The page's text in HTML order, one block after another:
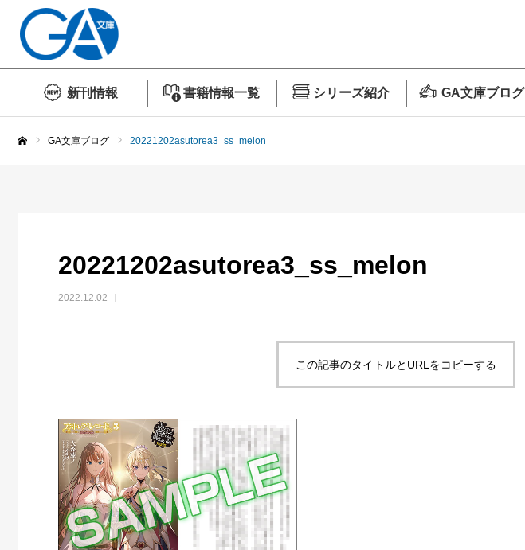
新刊情報 書籍情報一覧 シリーズ紹介 GA文庫ブログ
GA文庫ブログ 20221202asutorea3_ss_melon
20221202asutorea3_ss_melon
2022.12.02
この記事のタイトルとURLをコピーする